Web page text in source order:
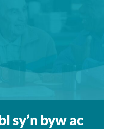
sy’n byw ac